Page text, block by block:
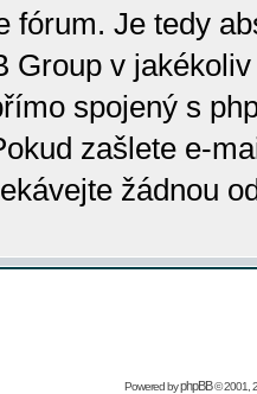
fórum. Je tedy
Group v
spojený s
zašlete e-
žádnou
Powered byphpBB© 2001,